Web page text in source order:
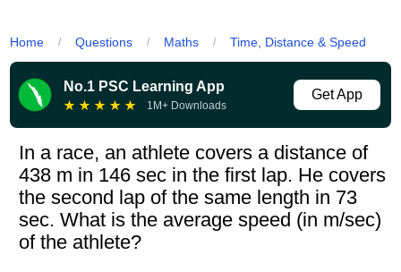
Home / Questions / Maths / Time, Distance & Speed
No.1 PSC Learning App
★ ★ ★ ★ ★ 1M+ Downloads
Get App
In a race, an athlete covers a distance of
438 m in 146 sec in the first lap. He covers
the second lap of the same length in 73
sec. What is the average speed (in m/sec)
of the athlete?